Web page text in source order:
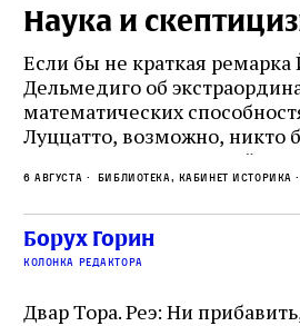
Наука и
Если бы не краткая ремарка
Дельмедиго об
математических
Луццатто, возможно, никто
что этот эрудированный и
сварливый венецианский
какое‑то отношение к
На протяжении почти
вплоть до своей кончины,
6 августа Библиотека, кабинет историка
Борух Горин
колонка редактора
Двар Тора. Реэ: Ни